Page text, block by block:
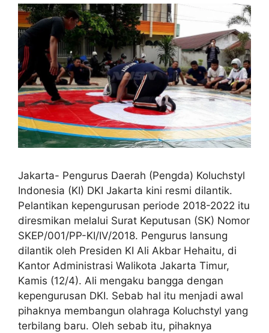
Jakarta- Pengurus Daerah (Pengda) Koluchstyl
Indonesia (KI) DKI Jakarta kini resmi dilantik.
Pelantikan kepengurusan periode 2018-2022 itu
diresmikan melalui Surat Keputusan (SK) Nomor
SKEP/001/PP-KI/IV/2018. Pengurus lansung
dilantik oleh Presiden KI Ali Akbar Hehaitu, di
Kantor Administrasi Walikota Jakarta Timur,
Kamis (12/4). Ali mengaku bangga dengan
kepengurusan DKI. Sebab hal itu menjadi awal
pihaknya membangun olahraga Koluchstyl yang
terbilang baru. Oleh sebab itu, pihaknya